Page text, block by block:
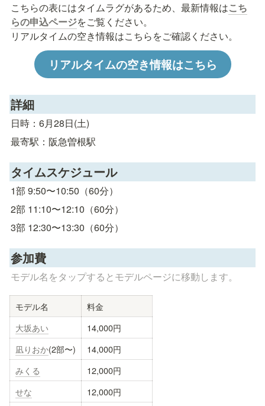
こちらの表にはタイムラグがあるため、最新情報はこち
らの申込ページをご覧ください。
リアルタイムの空き情報はこちらをご確認ください。
リアルタイムの空き情報はこちら
詳細
日時：6月28日(土)
最寄駅：阪急曽根駅
タイムスケジュール
1部 9:50〜10:50（60分）
2部 11:10〜12:10（60分）
3部 12:30〜13:30（60分）
参加費
モデル名をタップするとモデルページに移動します。
モデル名
料金
大坂あい
14,000円
凪りおか(2部〜)
14,000円
みくる
12,000円
せな
12,000円